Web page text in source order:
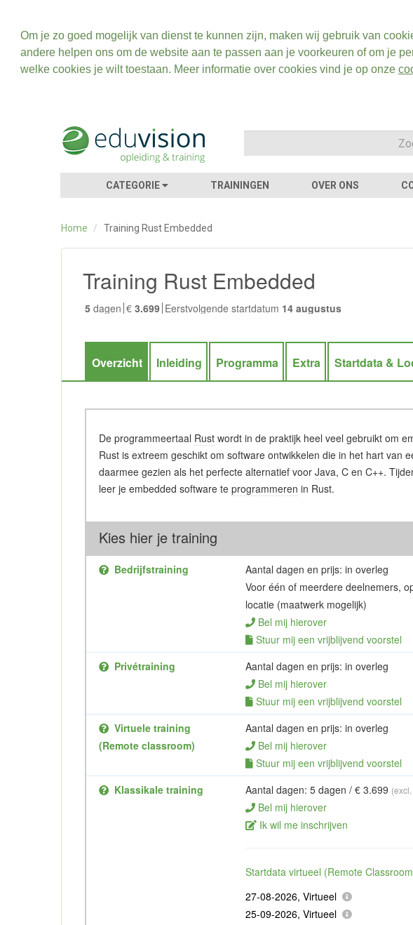
Om je zo goed mogelijk van dienst te kunnen zijn, maken wij gebruik van
andere helpen ons om de website aan te passen aan je voorkeuren of om je
welke cookies je wilt toestaan. Meer informatie over cookies vind je op onze
CATEGORIE TRAININGEN OVER ONS
Home / Training Rust Embedded
Training Rust Embedded
5 dagen € 3.699 Eerstvolgende startdatum 14 augustus
Overzicht Inleiding Programma Extra Startdata &
De programmeertaal Rust wordt in de praktijk heel veel gebruikt om
Rust is extreem geschikt om software ontwikkelen die in het hart van
daarmee gezien als het perfecte alternatief voor Java, C en C++.
leer je embedded software te programmeren in Rust.
Kies hier je training
Bedrijfstraining
Aantal dagen en prijs: in overleg
Voor één of meerdere deelnemers,
locatie (maatwerk mogelijk)
Bel mij hierover
Stuur mij een vrijblijvend voorstel
Privétraining
Aantal dagen en prijs: in overleg
Bel mij hierover
Stuur mij een vrijblijvend voorstel
Virtuele training
(Remote classroom)
Aantal dagen en prijs: in overleg
Bel mij hierover
Stuur mij een vrijblijvend voorstel
Klassikale training
Aantal dagen: 5 dagen / € 3.699
Bel mij hierover
Ik wil me inschrijven
Startdata virtueel (Remote
27-08-2026, Virtueel
25-09-2026, Virtueel